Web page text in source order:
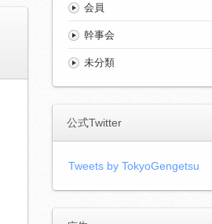
会員
幹事会
未分類
公式Twitter
Tweets by TokyoGengetsu